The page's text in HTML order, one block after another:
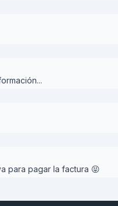
para pagar la factura 😝